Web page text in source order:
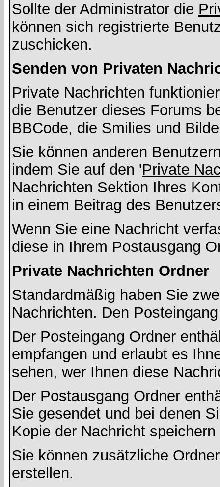
Sollte der Administrator die
können sich registrierte
zuschicken.
Senden von Privaten
Private Nachrichten
die Benutzer dieses Forums
BBCode, die Smilies und
Sie können anderen
indem Sie auf den 'Private
Nachrichten Sektion Ihres
in einem Beitrag des
Wenn Sie eine Nachricht
diese in Ihrem Postausgang
Private Nachrichten Ordner
Standardmäßig haben Sie
Nachrichten. Den
Der Posteingang Ordner
empfangen und erlaubt es
sehen, wer Ihnen diese
Der Postausgang Ordner
Sie gesendet und bei denen
Kopie der Nachricht
Sie können zusätzliche
erstellen.